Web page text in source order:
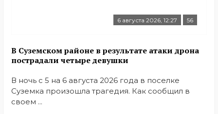
6 августа 2026, 12:27 56
В Суземском районе в результате атаки дрона
пострадали четыре девушки
В ночь с 5 на 6 августа 2026 года в поселке
Суземка произошла трагедия. Как сообщил в
своем ...